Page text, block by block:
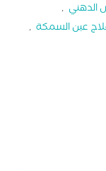
الدهني ,
عين السمكة ,